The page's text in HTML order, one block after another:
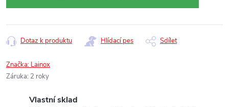
Dotaz k produktu Hlídací pes Sdílet
Značka: Lainox
Záruka: 2 roky
Vlastní sklad